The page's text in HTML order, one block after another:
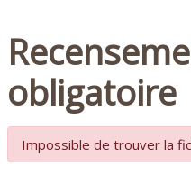
obligatoire
Impossible de trouver la